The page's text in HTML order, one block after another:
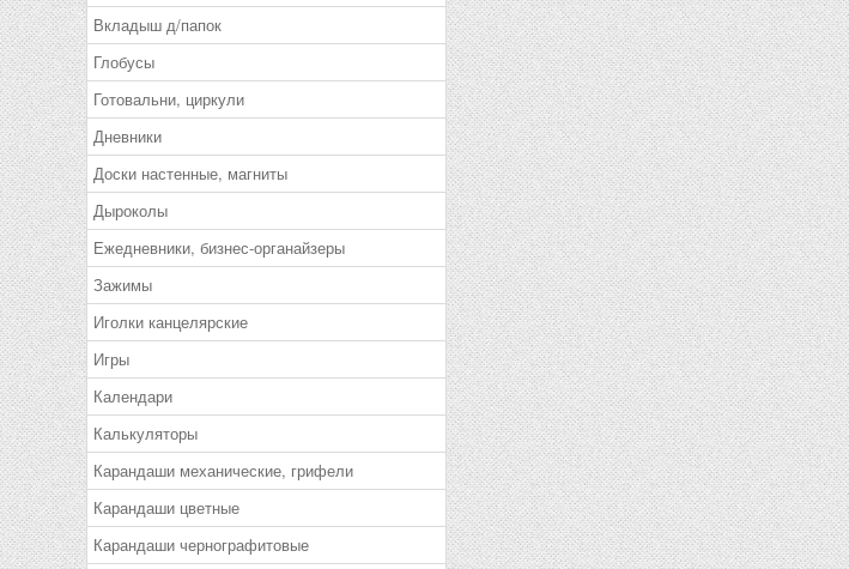
Вкладыш д/папок
Глобусы
Готовальни, циркули
Дневники
Доски настенные, магниты
Дыроколы
Ежедневники, бизнес-органайзеры
Зажимы
Иголки канцелярские
Игры
Календари
Калькуляторы
Карандаши механические, грифели
Карандаши цветные
Карандаши чернографитовые